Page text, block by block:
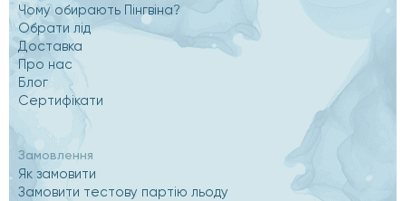
Замовлення
Чому обирають Пінгвіна?
Обрати лід
Доставка
Про нас
Блог
Сертифікати
Як замовити
Замовити тестову партію льоду